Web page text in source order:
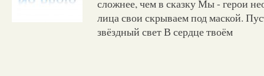
сложнее, чем в сказку Мы - герои
лица свои скрываем под маской.
звёздный свет В сердце твоём